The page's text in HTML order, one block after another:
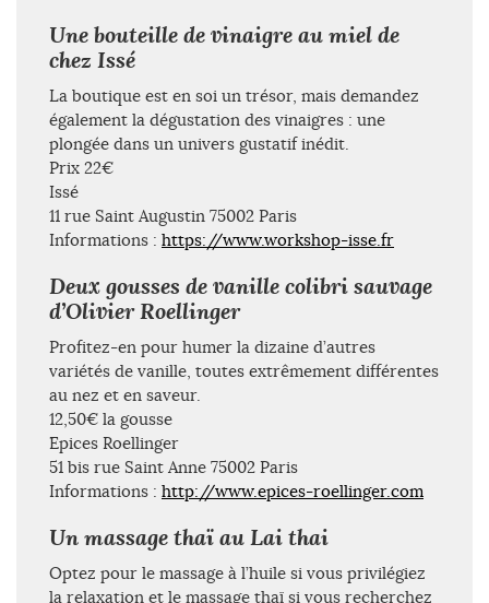
Une bouteille de vinaigre au miel de
chez Issé
La boutique est en soi un trésor, mais demandez
également la dégustation des vinaigres : une
plongée dans un univers gustatif inédit.
Prix 22€
Issé
11 rue Saint Augustin 75002 Paris
Informations : https://www.workshop-isse.fr
Deux gousses de vanille colibri sauvage
d’Olivier Roellinger
Profitez-en pour humer la dizaine d’autres
variétés de vanille, toutes extrêmement différentes
au nez et en saveur.
12,50€ la gousse
Epices Roellinger
51 bis rue Saint Anne 75002 Paris
Informations : http://www.epices-roellinger.com
Un massage thaï au Lai thai
Optez pour le massage à l’huile si vous privilégiez
la relaxation et le massage thaï si vous recherchez